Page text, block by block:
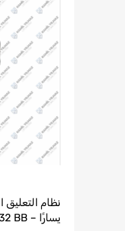
يسارًا – JC46 5F132 BB